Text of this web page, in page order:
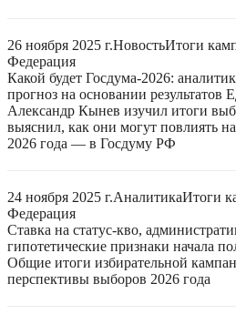
26 ноября 2025 г.НовостьИтоги
Федерация
Какой будет Госдума-2026:
прогноз на основании результатов
Александр Кынев изучил итоги
выяснил, как они могут повлиять
2026 года — в Госдуму РФ
24 ноября 2025 г.АналитикаИтоги
Федерация
Ставка на статус-кво,
гипотетические признаки начала
Общие итоги избирательной
перспективы выборов 2026 года